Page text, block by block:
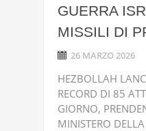
GUERRA
MISSILI DI
26 MARZO 2026
HEZBOLLAH
RECORD DI 85
GIORNO,
MINISTERO